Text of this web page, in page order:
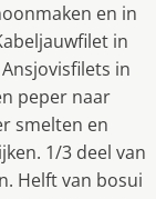
en in
in
in
peper naar
smelten en
1/3 deel van
Helft van bosui